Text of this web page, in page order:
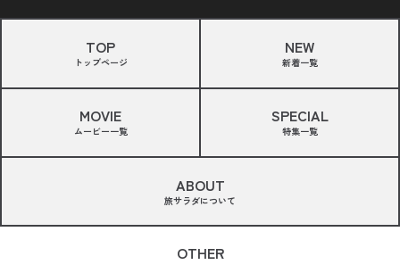
TOP
トップページ
NEW
新着一覧
MOVIE
ムービー一覧
SPECIAL
特集一覧
ABOUT
旅サラダについて
OTHER